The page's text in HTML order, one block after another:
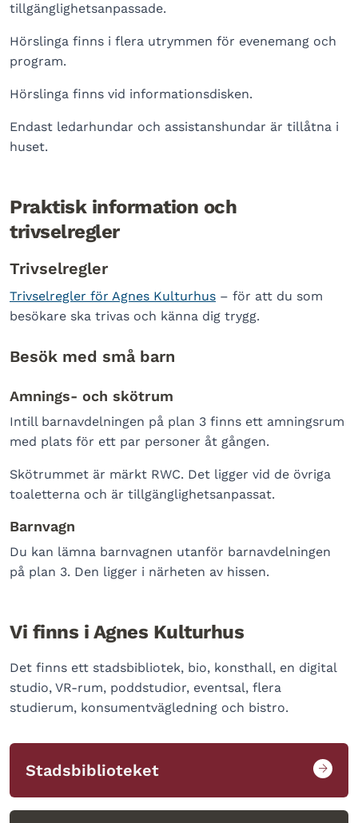
tillgänglighetsanpassade.
Hörslinga finns i flera utrymmen för evenemang och
program.
Hörslinga finns vid informationsdisken.
Endast ledarhundar och assistanshundar är tillåtna i
huset.
Praktisk information och
trivselregler
Trivselregler
Trivselregler för Agnes Kulturhus – för att du som
besökare ska trivas och känna dig trygg.
Besök med små barn
Amnings- och skötrum
Intill barnavdelningen på plan 3 finns ett amningsrum
med plats för ett par personer åt gången.
Skötrummet är märkt RWC. Det ligger vid de övriga
toaletterna och är tillgänglighetsanpassat.
Barnvagn
Du kan lämna barnvagnen utanför barnavdelningen
på plan 3. Den ligger i närheten av hissen.
Vi finns i Agnes Kulturhus
Det finns ett stadsbibliotek, bio, konsthall, en digital
studio, VR-rum, poddstudior, eventsal, flera
studierum, konsumentvägledning och bistro.
Stadsbiblioteket